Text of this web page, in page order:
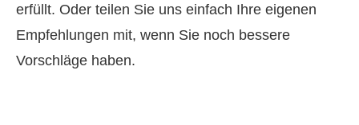
erfüllt. Oder teilen Sie uns einfach Ihre eigenen
Empfehlungen mit, wenn Sie noch bessere
Vorschläge haben.